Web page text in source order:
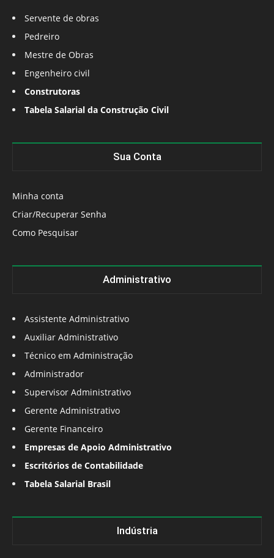
Servente de obras
Pedreiro
Mestre de Obras
Engenheiro civil
Construtoras
Tabela Salarial da Construção Civil
Sua Conta
Minha conta
Criar/Recuperar Senha
Como Pesquisar
Administrativo
Assistente Administrativo
Auxiliar Administrativo
Técnico em Administração
Administrador
Supervisor Administrativo
Gerente Administrativo
Gerente Financeiro
Empresas de Apoio Administrativo
Escritórios de Contabilidade
Tabela Salarial Brasil
Indústria